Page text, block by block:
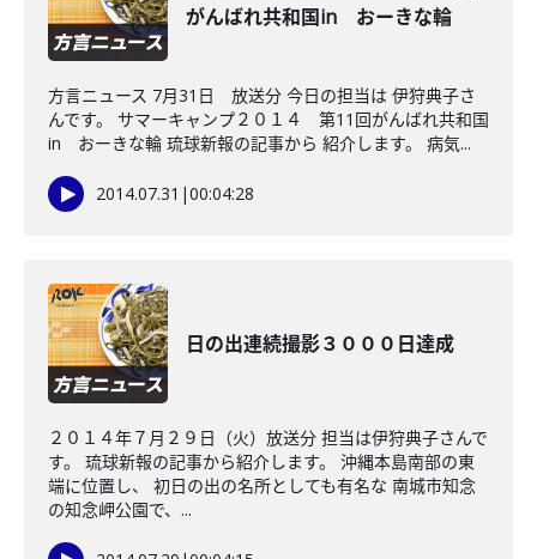
がんばれ共和国in おーきな輪
方言ニュース 7月31日 放送分 今日の担当は 伊狩典子さ
んです。 サマーキャンプ２０１４ 第11回がんばれ共和国
in おーきな輪 琉球新報の記事から 紹介します。 病気...
2014.07.31 |00:04:28
日の出連続撮影３０００日達成
２０１４年７月２９日（火）放送分 担当は伊狩典子さんで
す。 琉球新報の記事から紹介します。 沖縄本島南部の東
端に位置し、 初日の出の名所としても有名な 南城市知念
の知念岬公園で、...